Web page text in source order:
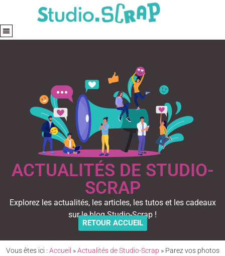
ACTUALITÉS DE STUDIO-
SCRAP
Explorez les actualités, les articles, les tutos et les cadeaux
sur le blog Studio-Scrap !
RETOUR ACCUEIL
Vous êtes ici : Accueil »Actualités de Studio-Scrap » Parez vos photos